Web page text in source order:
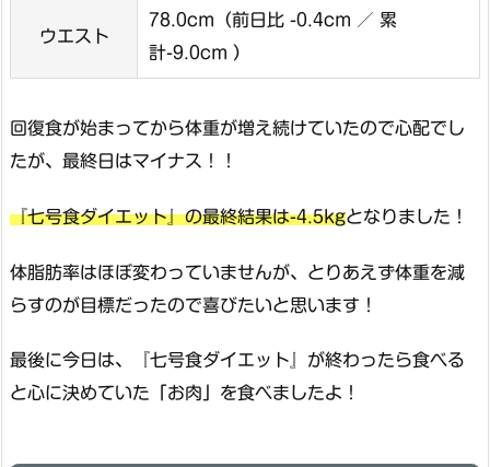
ウエスト
78.0cm（前日比 -0.4cm ／ 累
計-9.0cm ）
回復食が始まってから体重が増え続けていたので心配でし
たが、最終日はマイナス！！
『七号食ダイエット』の最終結果は-4.5kgとなりました！
体脂肪率はほぼ変わっていませんが、とりあえず体重を減
らすのが目標だったので喜びたいと思います！
最後に今日は、『七号食ダイエット』が終わったら食べる
と心に決めていた「お肉」を食べましたよ！